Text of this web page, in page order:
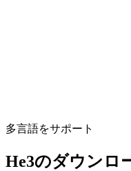
多言語をサポート
He3のダウンロ